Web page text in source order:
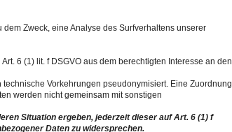
Zweck, eine Analyse des Surfverhaltens unserer
6 (1) lit. f DSGVO aus dem berechtigten Interesse an den
Vorkehrungen pseudonymisiert. Eine Zuordnung
werden nicht gemeinsam mit sonstigen
Situation ergeben, jederzeit dieser auf Art. 6 (1) f
Daten zu widersprechen.